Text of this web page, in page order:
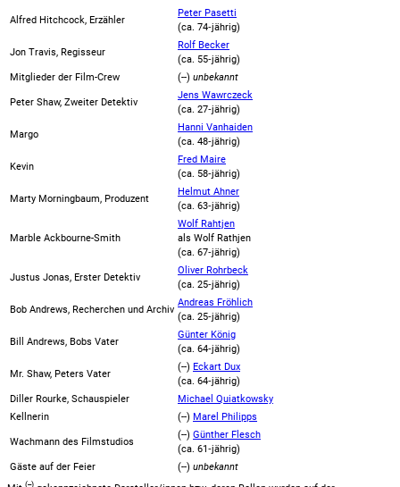
Alfred Hitchcock, Erzähler
Peter Pasetti
(ca. 74‑jährig)
Jon Travis, Regisseur
Rolf Becker
(ca. 55‑jährig)
Mitglieder der Film-Crew
(--) unbekannt
Peter Shaw, Zweiter Detektiv
Jens Wawrczeck
(ca. 27‑jährig)
Margo
Hanni Vanhaiden
(ca. 48‑jährig)
Kevin
Fred Maire
(ca. 58‑jährig)
Marty Morningbaum, Produzent
Helmut Ahner
(ca. 63‑jährig)
Marble Ackbourne-Smith
Wolf Rahtjen
als Wolf Rathjen
(ca. 67‑jährig)
Justus Jonas, Erster Detektiv
Oliver Rohrbeck
(ca. 25‑jährig)
Bob Andrews, Recherchen und Archiv
Andreas Fröhlich
(ca. 25‑jährig)
Bill Andrews, Bobs Vater
Günter König
(ca. 64‑jährig)
Mr. Shaw, Peters Vater
(--) Eckart Dux
(ca. 64‑jährig)
Diller Rourke, Schauspieler
Michael Quiatkowsky
Kellnerin
(--) Marel Philipps
Wachmann des Filmstudios
(--) Günther Flesch
(ca. 61‑jährig)
Gäste auf der Feier
(--) unbekannt
(--)